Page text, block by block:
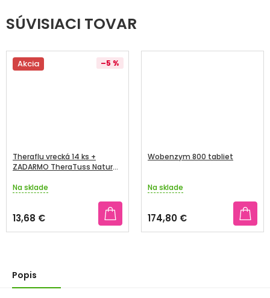
SÚVISIACI TOVAR
Akcia –5 %
Theraflu vrecká 14 ks +
ZADARMO TheraTuss Natural
Priemerné
produktu
je
5,0
hviezdičiek.
Na sklade
13,68 €
Wobenzym 800 tabliet
Priemerné
produktu
je
4,3
Na sklade
174,80 €
Popis